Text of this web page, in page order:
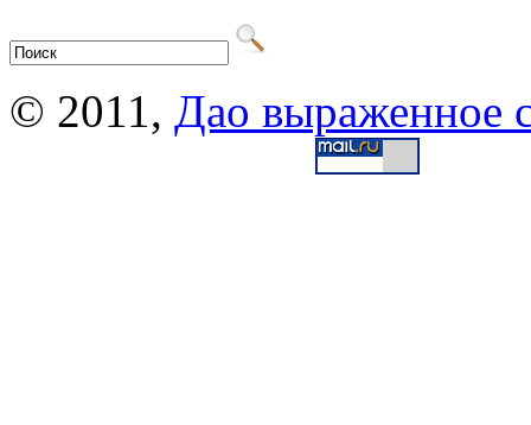
© 2011, Дао выраженное